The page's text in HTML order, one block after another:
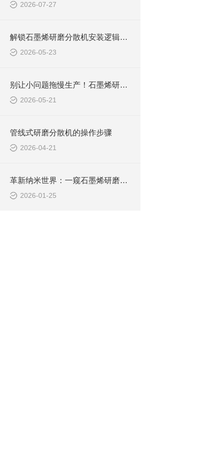
2026-07-27
解锁石墨烯研磨分散机安装逻辑：从准备到调试，步骤拆解超清晰
2026-05-23
别让小问题拖慢生产！石墨烯研磨分散机常见问题，破解攻略来了
2026-05-21
管线式研磨分散机的操作步骤
2026-04-21
革新纳米世界：一窥石墨烯研磨分散机的广泛应用
2026-01-25